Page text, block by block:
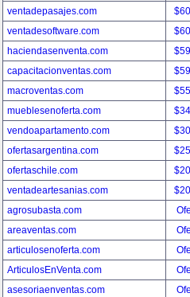
ventadepasajes.com
ventadesoftware.com
haciendasenventa.com
capacitacionventas.com
macroventas.com
mueblesenoferta.com
vendoapartamento.com
ofertasargentina.com
ofertaschile.com
ventadeartesanias.com
agrosubasta.com
areaventas.com
articulosenoferta.com
ArticulosEnVenta.com
asesoriaenventas.com